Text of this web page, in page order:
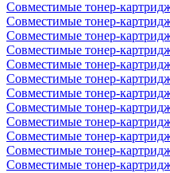
Совместимые тонер-
Совместимые тонер-
Совместимые тонер-
Совместимые тонер-
Совместимые тонер-
Совместимые тонер-
Совместимые тонер-
Совместимые тонер-
Совместимые тонер-
Совместимые тонер-
Совместимые тонер-
Совместимые тонер-